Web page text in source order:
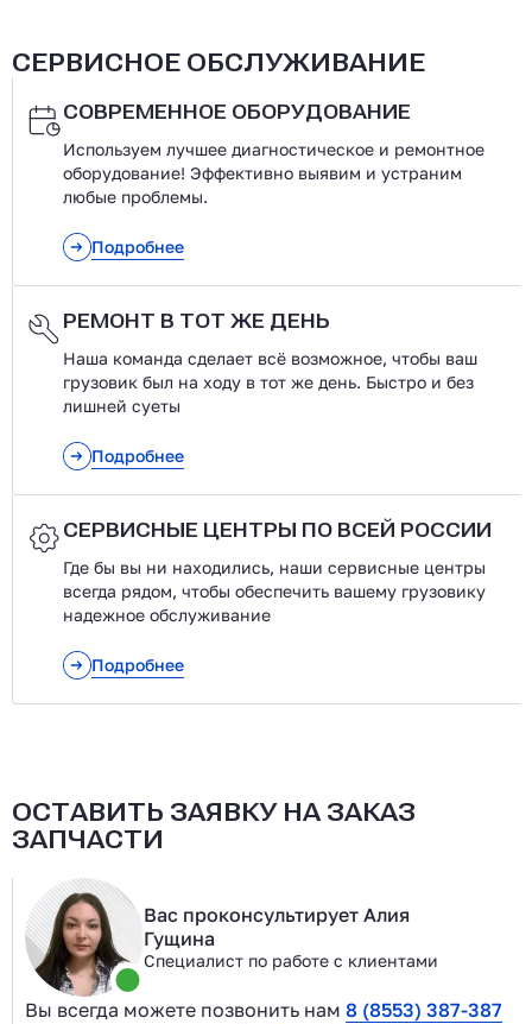
СЕРВИСНОЕ ОБСЛУЖИВАНИЕ
СОВРЕМЕННОЕ ОБОРУДОВАНИЕ
Используем лучшее диагностическое и ремонтное
оборудование! Эффективно выявим и устраним
любые проблемы.
Подробнее
РЕМОНТ В ТОТ ЖЕ ДЕНЬ
Наша команда сделает всё возможное, чтобы ваш
грузовик был на ходу в тот же день. Быстро и без
лишней суеты
Подробнее
СЕРВИСНЫЕ ЦЕНТРЫ ПО ВСЕЙ РОССИИ
Где бы вы ни находились, наши сервисные центры
всегда рядом, чтобы обеспечить вашему грузовику
надежное обслуживание
Подробнее
ОСТАВИТЬ ЗАЯВКУ НА ЗАКАЗ
ЗАПЧАСТИ
Вас проконсультирует Алия
Гущина
Специалист по работе с клиентами
Вы всегда можете позвонить нам 8 (8553) 387-387